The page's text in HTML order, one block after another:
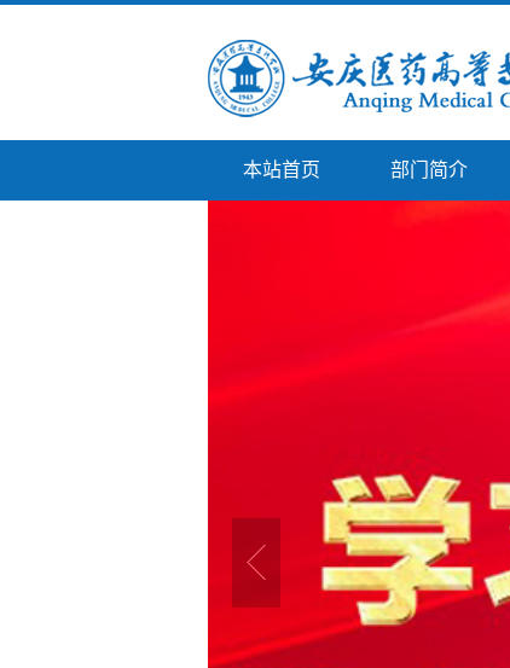
本站首页 部门简介